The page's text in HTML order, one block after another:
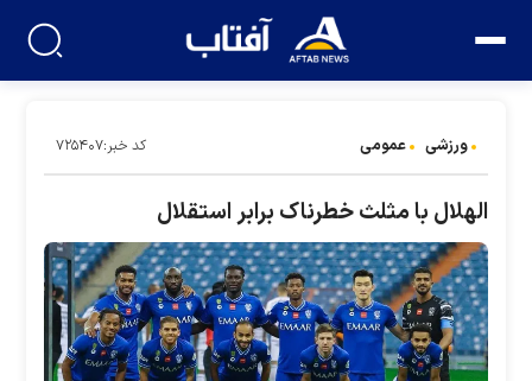
ورزشی عمومی کد خبر:۷۲۵۴۰۷
الهلال با مثلث خطرناک برابر استقلال